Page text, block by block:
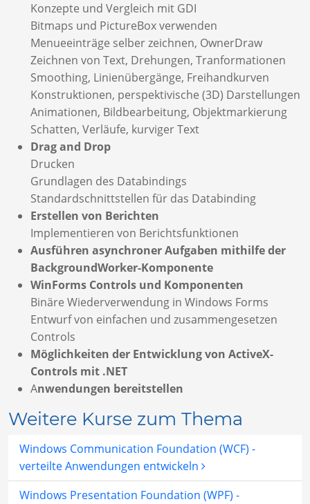
Konzepte und Vergleich mit GDI
Bitmaps und PictureBox verwenden
Menueeinträge selber zeichnen, OwnerDraw
Zeichnen von Text, Drehungen, Tranformationen
Smoothing, Linienübergänge, Freihandkurven
Konstruktionen, perspektivische (3D) Darstellungen
Animationen, Bildbearbeitung, Objektmarkierung
Schatten, Verläufe, kurviger Text
Drag and Drop
Drucken
Grundlagen des Databindings
Standardschnittstellen für das Databinding
Erstellen von Berichten
Implementieren von Berichtsfunktionen
Ausführen asynchroner Aufgaben mithilfe der
BackgroundWorker-Komponente
WinForms Controls und Komponenten
Binäre Wiederverwendung in Windows Forms
Entwurf von einfachen und zusammengesetzen
Controls
Möglichkeiten der Entwicklung von ActiveX-
Controls mit .NET
Anwendungen bereitstellen
Weitere Kurse zum Thema
Windows Communication Foundation (WCF) -
verteilte Anwendungen entwickeln
Windows Presentation Foundation (WPF) -